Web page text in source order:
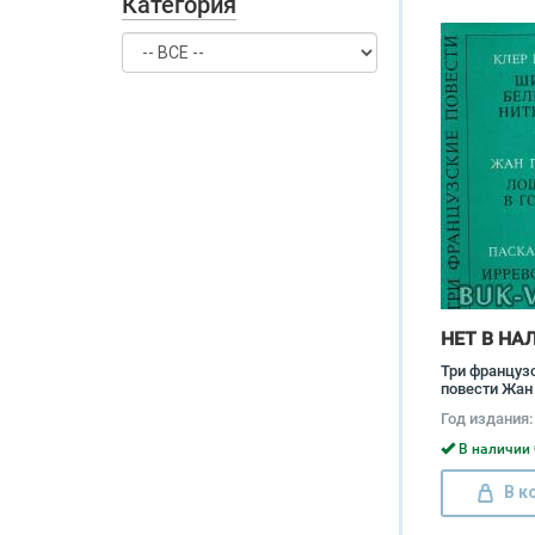
НЕТ В
Три
повести Жан
Галлуа,
Год
В наличии
В